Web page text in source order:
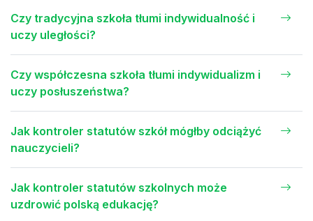
Czy tradycyjna szkoła tłumi indywidualność i
uczy uległości?
Czy współczesna szkoła tłumi indywidualizm i
uczy posłuszeństwa?
Jak kontroler statutów szkół mógłby odciążyć
nauczycieli?
Jak kontroler statutów szkolnych może
uzdrowić polską edukację?